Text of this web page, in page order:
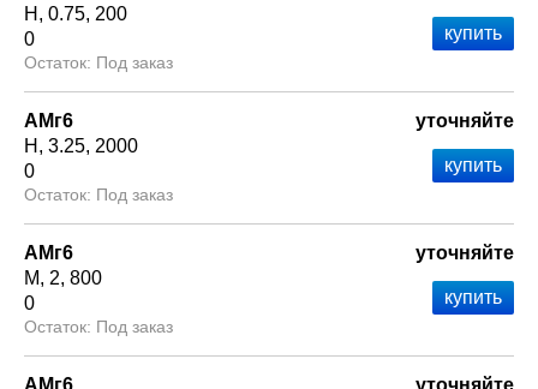
Н
0.75 200
0
Под заказ
АМг6
Н
3.25 2000
0
Под заказ
уточняйте
АМг6
М
2 800
0
Под заказ
уточняйте
АМг6 уточняйте